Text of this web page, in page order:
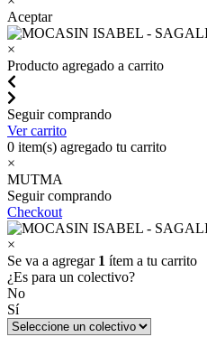
Aceptar
×
Producto agregado a carrito
Seguir comprando
Ver carrito
0 item(s) agregado tu carrito
×
MUTMA
Seguir comprando
Checkout
×
Se va a agregar 1 ítem a tu carrito
¿Es para un colectivo?
No
Sí